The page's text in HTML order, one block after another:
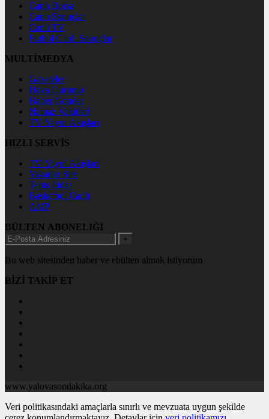
Canlı Borsa
Canlı Sonuçlar
Canlı TV
Futbol Canlı Sonuçlar
MULTİMEDYA
Gazeteler
Hava Durumu
Haber Gönder
Namaz Vakitleri
TV Yayın Akışları
HIZLI SERVİS
TV Yayın Akışları
Yazarlar Site
Tenis İddaa
Basketbol Canlı
AMP
BÜLTEN ABONELİĞİ
+
Bu web sitesinden haber ve ebülten almak istiyorum
BİZİ TAKİP ET
www.yalovasondakika.org
Veri politikasındaki amaçlarla sınırlı ve mevzuata uygun şekilde